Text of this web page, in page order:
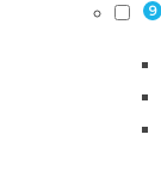
9